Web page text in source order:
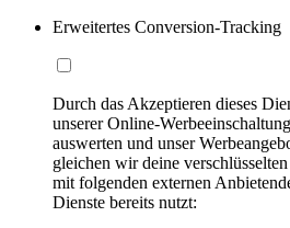
Erweitertes Conversion-Tracking
Durch das Akzeptieren dieses
unserer Online-
auswerten und unser
gleichen wir deine
mit folgenden externen
Dienste bereits nutzt: